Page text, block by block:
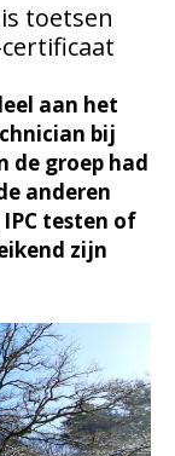
toetsen
aan het
bij
de groep had
anderen
testen of
zijn